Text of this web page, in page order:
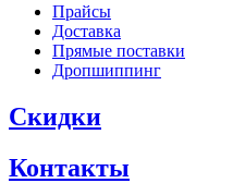
Прайсы
Доставка
Прямые поставки
Дропшиппинг
Скидки
Контакты